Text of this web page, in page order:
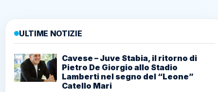
ULTIME NOTIZIE
Cavese – Juve Stabia, il ritorno di
Pietro De Giorgio allo Stadio
Lamberti nel segno del “Leone”
Catello Mari